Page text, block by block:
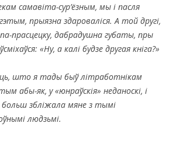
самавіта-сур’ёзным, мы і пасля
прыязна здароваліся. А той другі,
прасцецку, дабрадушна губаты, пры
«Ну, а калі будзе другая кніга?»
што я тады быў літработнікам
абы-як, у «юнраўскія» неданоскі, і
больш збліжала мяне з тымі
людзьмі.